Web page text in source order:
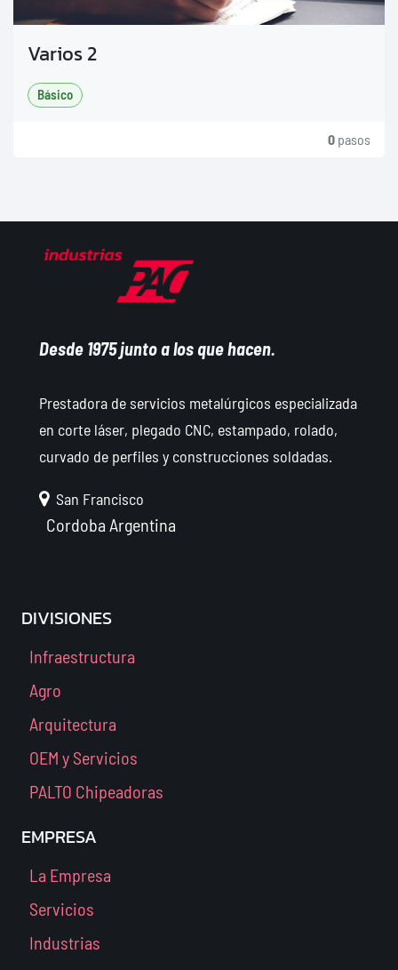
Varios 2
Básico
0 pasos
Desde 1975 junto a los que hacen.
Prestadora de servicios metalúrgicos especializada
en corte láser, plegado CNC, estampado, rolado,
curvado de perfiles y construcciones soldadas.
San Francisco
Cordoba Argentina
DIVISIONES
Infraestructura
Agro
Arquitectura
OEM y Servicios
PALTO Chipeadoras
EMPRESA
La Empresa
Servicios
Industrias